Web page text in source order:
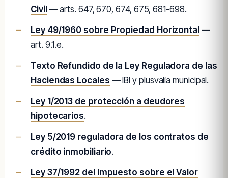
Civil— arts. 647, 670, 674, 675, 681-698.
Ley 49/1960 sobre Propiedad Horizontal—
art. 9.1.e.
Texto Refundido de la Ley Reguladora de las
Haciendas Locales — IBI y plusvalía municipal.
Ley 1/2013 de protección a deudores
hipotecarios.
Ley 5/2019 reguladora de los contratos de
crédito inmobiliario.
Ley 37/1992 del Impuesto sobre el Valor